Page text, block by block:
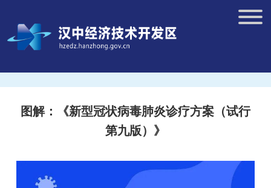
图解：《新型冠状病毒肺炎诊疗方案（试行
第九版）》